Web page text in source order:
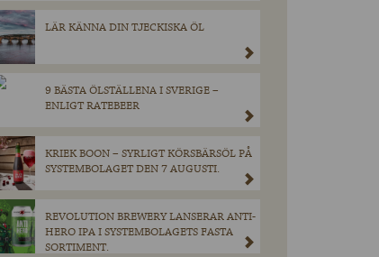
LÄR KÄNNA DIN TJECKISKA ÖL
9 BÄSTA ÖLSTÄLLENA I SVERIGE –
ENLIGT RATEBEER
KRIEK BOON – SYRLIGT KÖRSBÄRSÖL PÅ
SYSTEMBOLAGET DEN 7 AUGUSTI.
REVOLUTION BREWERY LANSERAR ANTI-
HERO IPA I SYSTEMBOLAGETS FASTA
SORTIMENT.